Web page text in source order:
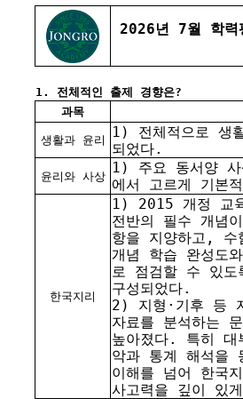
2026년 7월 학
1. 전체적인 출제 경향은?
과목
생활과 윤리
1) 전체적으로 생
되었다.
윤리와 사상
1) 주요 동서양
에서 고르게 기본
한국지리
1) 2015 개정 교
전반의 필수 개념
항을 지양하고, 수
개념 학습 완성도
로 점검할 수 있도
구성되었다.
2) 지형·기후 등
자료를 분석하는
높아졌다. 특히 대
악과 통계 해석을
이해를 넘어 한국
사고력을 깊이 있